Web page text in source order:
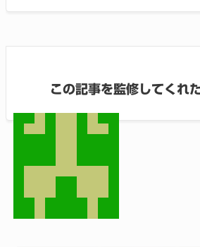
この記事を監修してくれ